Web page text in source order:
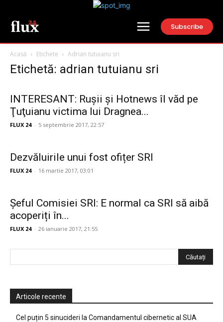
Subscribe
Acasă Etichete Adrian tutuianu sri
Etichetă: adrian tutuianu sri
INTERESANT: Ruşii şi Hotnews îl văd pe
Ţuţuianu victima lui Dragnea...
FLUX 24 - 5 septembrie 2017, 22:57
Dezvăluirile unui fost ofițer SRI
FLUX 24 - 16 martie 2017, 03:01
Șeful Comisiei SRI: E normal ca SRI să aibă
acoperiți în...
FLUX 24 - 26 ianuarie 2017, 21:55
Articole recente
Cel puțin 5 sinucideri la Comandamentul cibernetic al SUA